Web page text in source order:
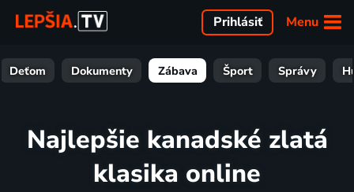
Menu
Prihlásiť
Deťom Dokumenty Zábava Šport Správy
Najlepšie kanadské zlatá
klasika online